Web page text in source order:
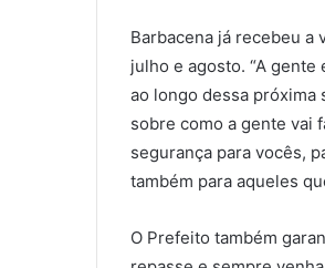
Barbacena já recebeu a
julho e agosto. “A
ao longo dessa próxima
sobre como a gente vai
segurança para vocês,
também para aqueles
O Prefeito também